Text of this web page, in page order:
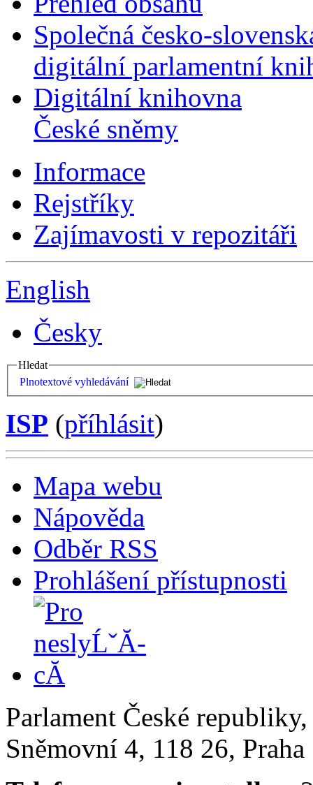
Společná česko-
digitální parlamentní
Digitální knihovna
České sněmy
Informace
Rejstříky
Zajímavosti v repozitáři
English
Česky
Hledat
Plnotextové vyhledávání
ISP (příhlásit)
Mapa webu
Nápověda
Odběr RSS
Prohlášení přístupnosti
Parlament České
Sněmovní 4, 118 26,